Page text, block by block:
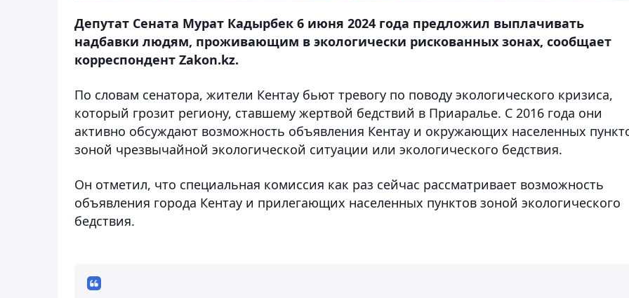
Депутат Сената Мурат Кадырбек 6 июня 2024 года предложил выплачивать
надбавки людям, проживающим в экологически рискованных зонах, сообщает
корреспондент Zakon.kz.
По словам сенатора, жители Кентау бьют тревогу по поводу экологического кризиса,
который грозит региону, ставшему жертвой бедствий в Приаралье. С 2016 года они
активно обсуждают возможность объявления Кентау и окружающих населенных
зоной чрезвычайной экологической ситуации или экологического бедствия.
Он отметил, что специальная комиссия как раз сейчас рассматривает возможность
объявления города Кентау и прилегающих населенных пунктов зоной экологического
бедствия.